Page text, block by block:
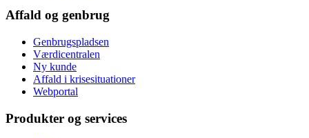
Affald og genbrug
Genbrugspladsen
Værdicentralen
Ny kunde
Affald i krisesituationer
Webportal
Produkter og services